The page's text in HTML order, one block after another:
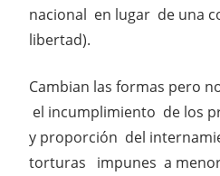
nacional en lugar de una
libertad).
Cambian las formas pero
el incumplimiento de los
y proporción del
torturas impunes a